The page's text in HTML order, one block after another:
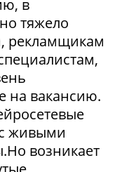
в
тяжело
рекламщикам
на вакансию.
живыми
возникает